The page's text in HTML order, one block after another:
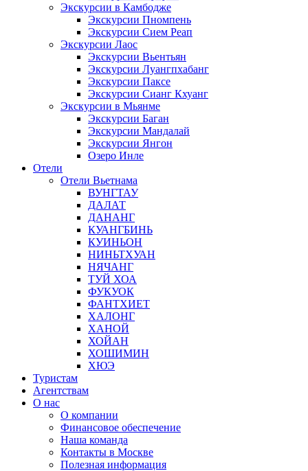
Экскурсии в Камбодже
Экскурсии Пномпень
Экскурсии Сием Реап
Экскурсии Лаос
Экскурсии Вьентьян
Экскурсии Луангпхабанг
Экскурсии Паксе
Экскурсии Сианг Кхуанг
Экскурсии в Мьянме
Экскурсии Баган
Экскурсии Мандалай
Экскурсии Янгон
Озеро Инле
Отели
Отели Вьетнама
ВУНГТАУ
ДАЛАТ
ДАНАНГ
КУАНГБИНЬ
КУИНЬОН
НИНЬТХУАН
НЯЧАНГ
ТУЙ ХОА
ФУКУОК
ФАНТХИЕТ
ХАЛОНГ
ХАНОЙ
ХОЙАН
ХОШИМИН
ХЮЭ
Туристам
Агентствам
О нас
О компании
Финансовое обеспечение
Наша команда
Контакты в Москве
Полезная информация